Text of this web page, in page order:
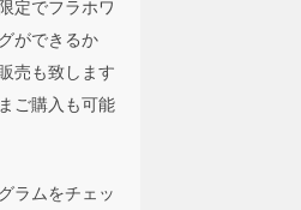
定でフラホワ
ができるか
売も致します
ご購入も可能
ラムをチェッ